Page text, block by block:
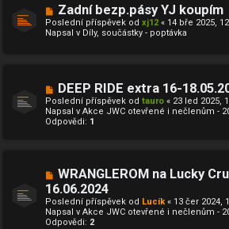
ě
v
e
k
N
o
v
ý
ě
v
e
Zadní bezp.pásy YJ koupím
Poslední příspěvek od xj12 « 14 bře 2025,
Napsal v Díly, součástky - poptávka
N
o
v
ý
p
p
ě
v
e
k
DEEP RIDE extra 16-
Poslední příspěvek od tauro « 23 led 2025,
Napsal v Akce JWC otevřené i nečlenům -
Odpovědi: 1
N
o
v
ý
p
ř
WRANGLEROM na Lucky
16.06.2024
Poslední příspěvek od Lucík« 13 čer 2024,
Napsal v Akce JWC otevřené i nečlenům -
Odpovědi: 2